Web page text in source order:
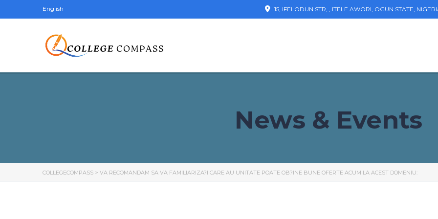
English 15, IFELODUN STR, , ITELE AWORI, OGUN STATE,
News & Events
COLLEGECOMPASS > VA RECOMANDAM SA VA FAMILIARIZA?I CARE AU UNITATE POATE OB?INE BUNE OFERTE ACUM LA ACEST DOMENIU: